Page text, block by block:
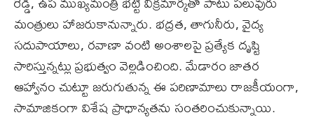
మంత్రులు హాజరుకానున్నారు. భద్రత, తాగునీరు, వైద్య
సదుపాయాలు, రవాణా వంటి అంశాలపై ప్రత్యేక దృష్టి
సారిస్తున్నట్లు ప్రభుత్వం వెల్లడించింది. మేడారం జాతర
ఆహ్వానం చుట్టూ జరుగుతున్న ఈ పరిణామాలు రాజకీయంగా,
సామాజికంగా విశేష ప్రాధాన్యతను సంతరించుకున్నాయి.